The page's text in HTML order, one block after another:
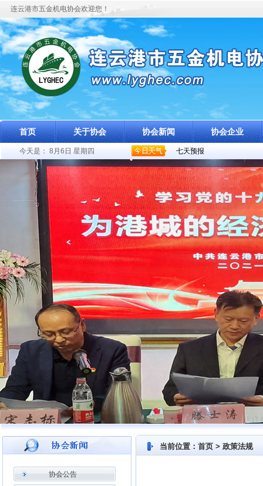
连云港市五金机电协会欢迎您！
首页 关于协会 协会新闻 协会企业
今天是： 8月6日 星期四
协会公告
当前位置：首页 > 政策法规